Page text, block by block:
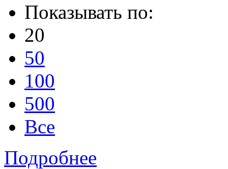
Показывать по:
20
50
100
500
Все
Подробнее